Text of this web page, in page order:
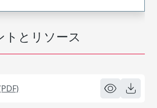
トとリソース